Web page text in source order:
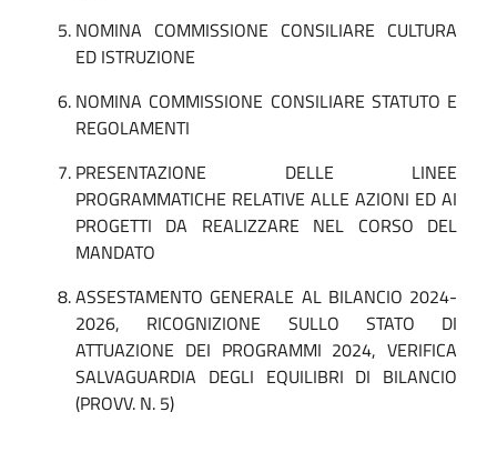
NOMINA COMMISSIONE CONSILIARE CULTURA
ED ISTRUZIONE
NOMINA COMMISSIONE CONSILIARE STATUTO E
REGOLAMENTI
PRESENTAZIONE DELLE LINEE
PROGRAMMATICHE RELATIVE ALLE AZIONI ED AI
PROGETTI DA REALIZZARE NEL CORSO DEL
MANDATO
ASSESTAMENTO GENERALE AL BILANCIO 2024-
2026, RICOGNIZIONE SULLO STATO DI
ATTUAZIONE DEI PROGRAMMI 2024, VERIFICA
SALVAGUARDIA DEGLI EQUILIBRI DI BILANCIO
(PROVV. N. 5)